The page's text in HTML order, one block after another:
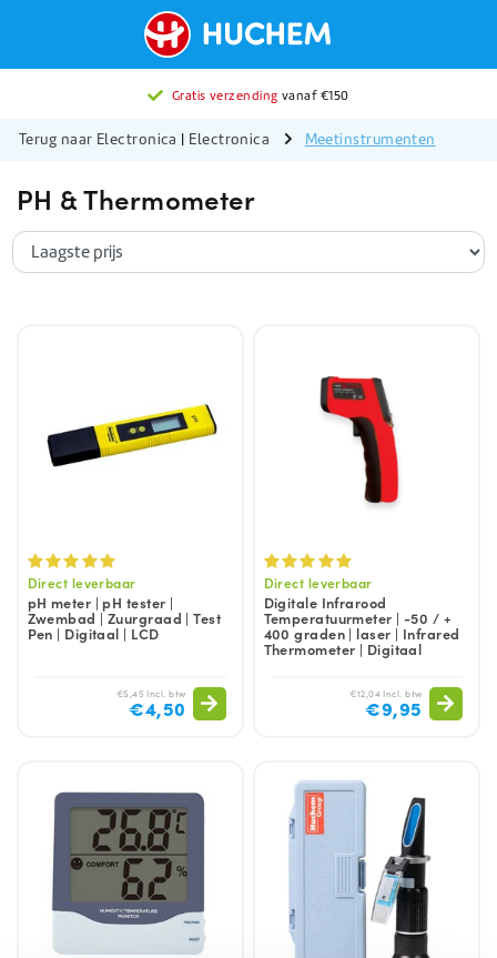
Gratis verzending vanaf €150
Terug naar Electronica | Electronica Meetinstrumenten
PH & Thermometer
Direct leverbaar
pH meter | pH tester |
Zwembad | Zuurgraad | Test
Pen | Digitaal | LCD
€5,45 Incl. btw
€4,50
Direct leverbaar
Digitale Infrarood
Temperatuurmeter | -50 / +
400 graden | laser | Infrared
Thermometer | Digitaal
€12,04 Incl. btw
€9,95